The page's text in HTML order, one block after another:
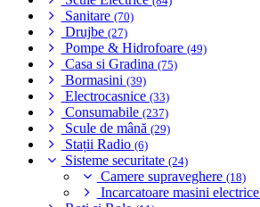
Sanitare (70)
Drujbe (27)
Pompe & Hidrofoare (49)
Casa si Gradina (75)
Bormasini (39)
Electrocasnice (33)
Consumabile (237)
Scule de mână (29)
Stații Radio (6)
Sisteme securitate (24)
Camere supraveghere (18)
Incarcatoare masini electrice